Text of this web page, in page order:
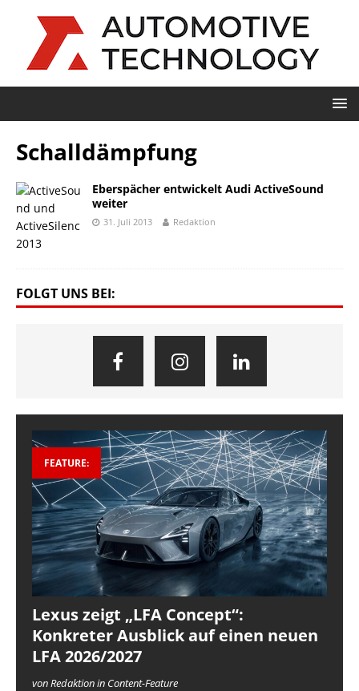
Schalldämpfung
Eberspächer entwickelt Audi ActiveSound
weiter
31. Juli 2013 Redaktion
FOLGT UNS BEI:
FEATURE:
Lexus zeigt „LFA Concept“:
Konkreter Ausblick auf einen neuen
LFA 2026/2027
von Redaktion in Content-Feature